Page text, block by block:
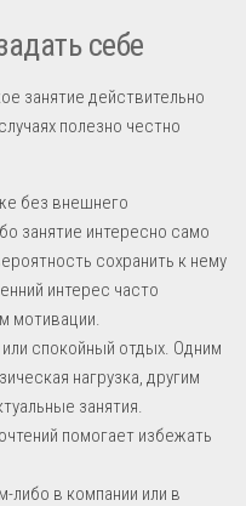
себе
занятие действительно
полезно честно
без внешнего
занятие интересно само
сохранить к нему
интерес часто
мотивации.
спокойный отдых. Одним
нагрузка, другим
занятия.
помогает избежать
либо в компании или в